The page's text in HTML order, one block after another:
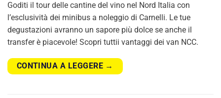
Goditi il tour delle cantine del vino nel Nord Italia con
l’esclusività dei minibus a noleggio di Carnelli. Le tue
degustazioni avranno un sapore più dolce se anche il
transfer è piacevole! Scopri tuttii vantaggi dei van NCC.
CONTINUA A LEGGERE →